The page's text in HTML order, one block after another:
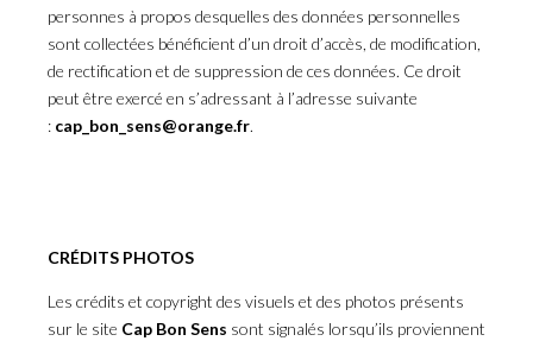
personnes à propos desquelles des données personnelles
sont collectées bénéficient d’un droit d’accès, de modification,
de rectification et de suppression de ces données. Ce droit
peut être exercé en s’adressant à l’adresse suivante
: cap_bon_sens@orange.fr.
CRÉDITS PHOTOS
Les crédits et copyright des visuels et des photos présents
sur le site Cap Bon Sens sont signalés lorsqu’ils proviennent